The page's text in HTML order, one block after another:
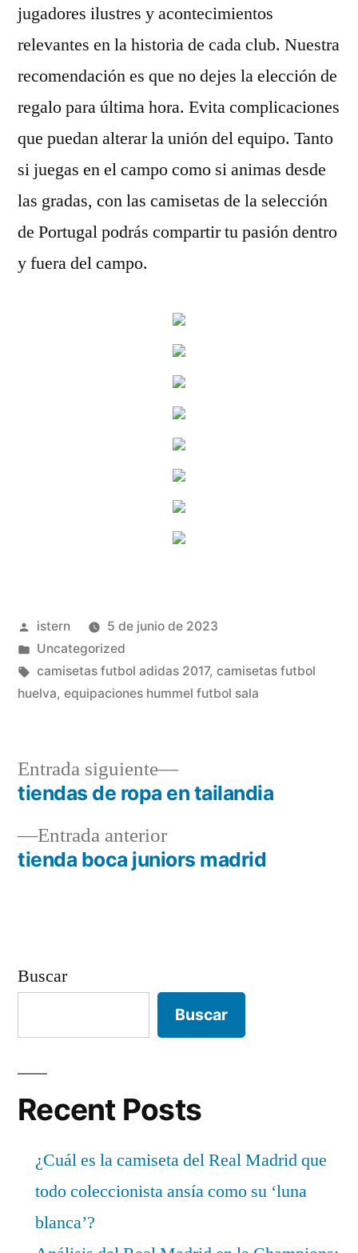
jugadores ilustres y acontecimientos
relevantes en la historia de cada club. Nuestra
recomendación es que no dejes la elección de
regalo para última hora. Evita complicaciones
que puedan alterar la unión del equipo. Tanto
si juegas en el campo como si animas desde
las gradas, con las camisetas de la selección
de Portugal podrás compartir tu pasión dentro
y fuera del campo.
Publicado
por
istern
5 de junio de 2023
Publicado
en
Uncategorized
Etiquetas:
camisetas futbol adidas 2017, camisetas futbol
huelva, equipaciones hummel futbol sala
Navegación
deEntrada anteriorEntrada
anterior:
tienda boca juniors madrid
Entrada siguiente
Entrada
siguiente:
tiendas de ropa en tailandia
Buscar
Buscar
Recent Posts
¿Cuál es la camiseta del Real Madrid que
todo coleccionista ansía como su ‘luna
blanca’?